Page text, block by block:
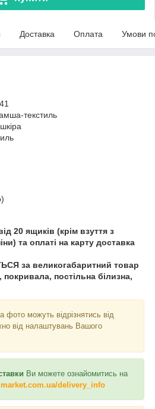
Доставка Оплата Умови
текстиль
20 ящиків (крім взуття з
та оплаті на карту доставка
за великогабаритний товар
постільна білизна,
фото можуть відрізнятись від
від налаштувань Вашого
Ви можете ознайомитись на
delivery_info